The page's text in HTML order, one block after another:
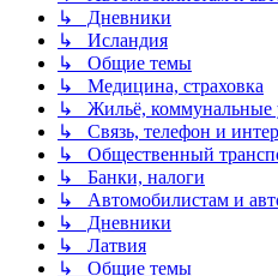
↳ Дневники
↳ Исландия
↳ Общие темы
↳ Медицина, страховка
↳ Жильё, коммунальные
↳ Связь, телефон и
↳ Общественный
↳ Банки, налоги
↳ Автомобилистам и
↳ Дневники
↳ Латвия
↳ Общие темы